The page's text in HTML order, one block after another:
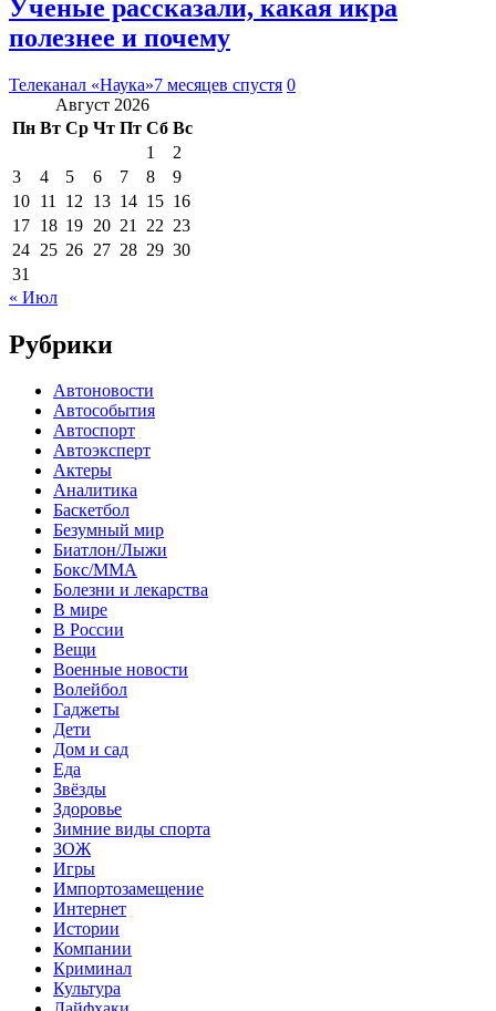
Ученые рассказали, какая икра
полезнее и почему
Телеканал «Наука»7 месяцев спустя 0
Август 2026
Пн Вт Ср Чт Пт Сб Вс
1
2
3
4 5 6 7 8
9
10 11 12 13 14 15 16
17 18 19 20 21 22 23
24 25 26 27 28 29 30
31
« Июл
Рубрики
Автоновости
Автособытия
Автоспорт
Автоэксперт
Актеры
Аналитика
Баскетбол
Безумный мир
Биатлон/Лыжи
Бокс/MMA
Болезни и лекарства
В мире
В России
Вещи
Военные новости
Волейбол
Гаджеты
Дети
Дом и сад
Еда
Звёзды
Здоровье
Зимние виды спорта
ЗОЖ
Игры
Импортозамещение
Интернет
Истории
Компании
Криминал
Культура